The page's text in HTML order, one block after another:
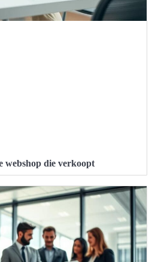
webshop die verkoopt